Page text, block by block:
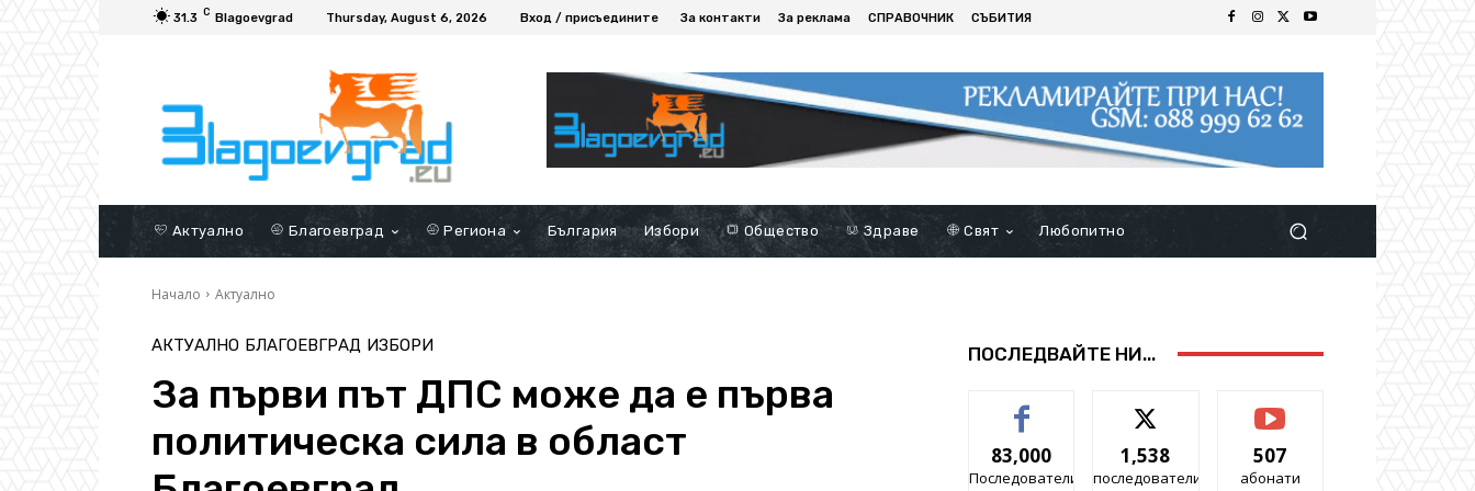
31.3 C Blagoevgrad Thursday, August 6, 2026 Вход / присъедините За контакти За реклама СПРАВОЧНИК СЪБИТИЯ
Актуално Благоевград Региона България Избори Общество Здраве Свят Любопитно
Начало Актуално
АКТУАЛНО БЛАГОЕВГРАД ИЗБОРИ
За първи път ДПС може да е първа
политическа сила в област
ПОСЛЕДВАЙТЕ НИ...
83,000
Последователи
1,538
последователи
507
абонати